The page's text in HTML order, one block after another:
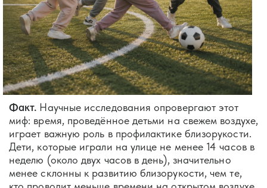
Факт. Научные исследования опровергают этот
миф: время, проведённое детьми на свежем воздухе,
играет важную роль в профилактике близорукости.
Дети, которые играли на улице не менее 14 часов в
неделю (около двух часов в день), значительно
менее склонны к развитию близорукости, чем те,